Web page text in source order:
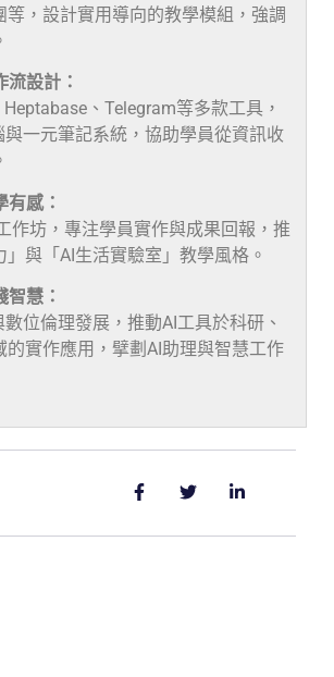
等，設計實用導向的教學模組，強調
流設計：
、Telegram等多款工具，
與一元筆記系統，協助學員從資訊收
有感：
作坊，專注學員實作與成果回報，推
與「AI生活實驗室」教學風格。
智慧：
位倫理發展，推動AI工具於科研、
的實作應用，擘劃AI助理與智慧工作